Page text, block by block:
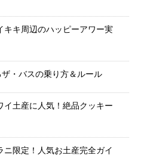
キキ周辺のハッピーアワー実
・バスの乗り方＆ルール
イ土産に人気！絶品クッキー
ニ限定！人気お土産完全ガイ